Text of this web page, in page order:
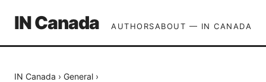
IN Canada AUTHORSABOUT — IN CANADA
IN Canada › General ›